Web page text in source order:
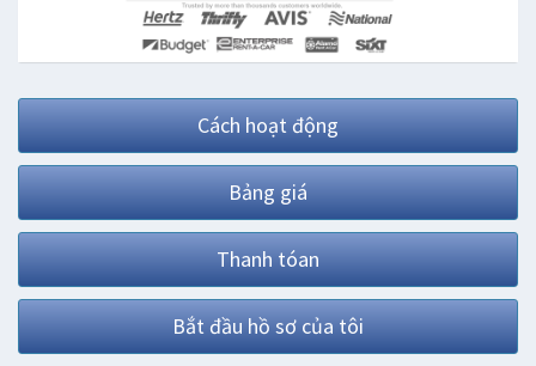
Cách hoạt động
Bảng giá
Thanh tóan
Bắt đầu hồ sơ của tôi